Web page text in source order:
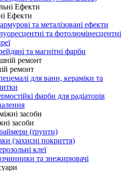
Ефекти
та металізовані ефекти
та фотолюмінесцентні
та магнітні фарби
ремонт
для ванн, кераміки та
фарби для радіаторів
засоби
(ґрунти)
(захисні покриття)
клеї
та знежирювачі